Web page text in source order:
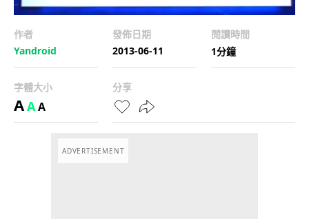
作者
Yandroid
發佈日期
2013-06-11
閱讀時間
1分鐘
字體大小
AAA
分享
ADVERTISEMENT